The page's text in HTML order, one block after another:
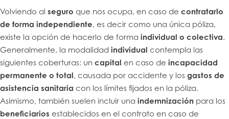
Volviendo al seguro que nos ocupa, en caso de contratarlo
de forma independiente, es decir como una única póliza,
existe la opción de hacerlo de forma individual o colectiva.
Generalmente, la modalidad individual contempla las
siguientes coberturas: un capital en caso de incapacidad
permanente o total, causada por accidente y los gastos de
asistencia sanitaria con los límites fijados en la póliza.
Asimismo, también suelen incluir una indemnización para los
beneficiarios establecidos en el contrato en caso de